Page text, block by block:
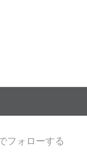
フォローする